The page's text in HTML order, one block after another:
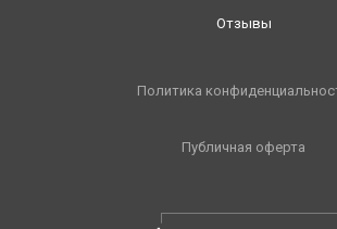
Отзывы
Политика
Публичная оферта